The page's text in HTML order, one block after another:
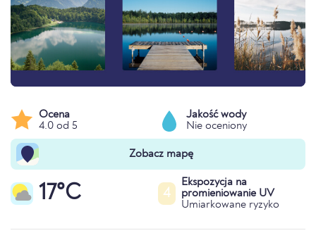
Ocena
4.0 od 5
Jakość wody
Nie oceniony
Zobacz mapę
17°C 4
Ekspozycja na
promieniowanie UV
Umiarkowane ryzyko